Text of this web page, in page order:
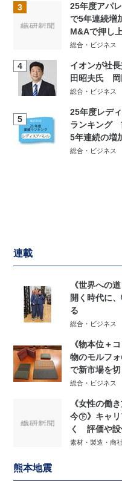
3
25年度アパ
で5年連続
M&Aで押し
総合・ビジネス
4
イオンが社
田昭夫氏 岡
総合・ビジネス
5
25年度レデ
ランキング
5年連続の増
総合・ビジネス
連載
《世界への
開く時代に
る
総合・ビジネス
《物本位＋
物のモルフ
で新市場を切
総合・ビジネス
《女性の働
今㊦》キャ
く 評価や設
素材・製造・商社
熊本地震